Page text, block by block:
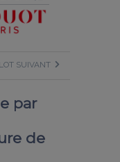
LOT SUIVANT
par
de